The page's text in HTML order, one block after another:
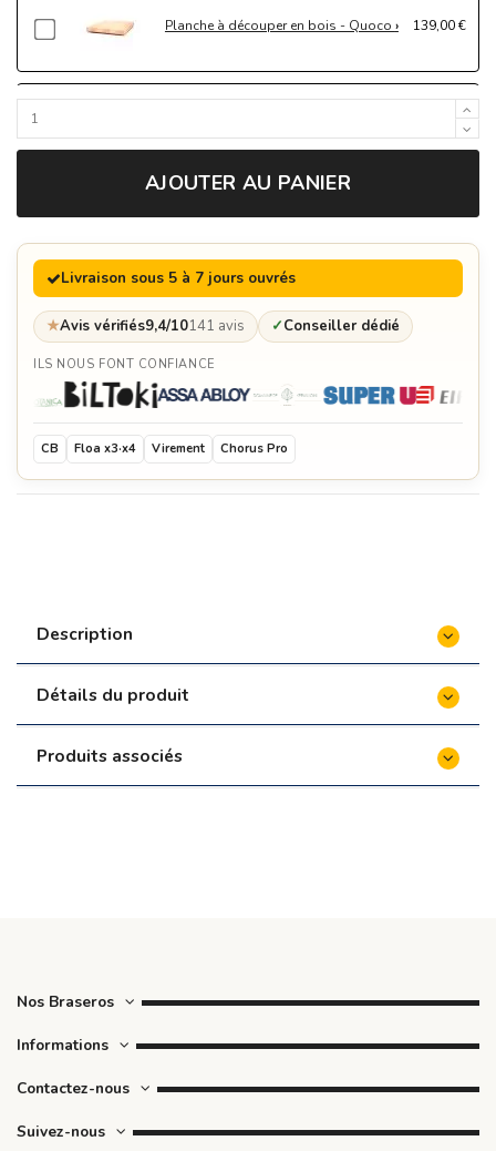
Planche à découper en bois - Quoco 139,00 €
Bac de stockage pour ustensiles - Quoco
149,00 €
Gants de protection - Quoco 69,00 €
Cercle de protection en bois - Moyen - Quoco
Mijoteuse - Quoco
AJOUTER AU PANIER
Livraison sous 5 à 7 jours ouvrés
★Avis vérifiés9,4/10141 avis ✓Conseiller dédié
ILS NOUS FONT CONFIANCE
CB Floa x3·x4 Virement Chorus Pro
Description
Détails du produit
Produits associés
Nos Braseros
Informations
Contactez-nous
Suivez-nous